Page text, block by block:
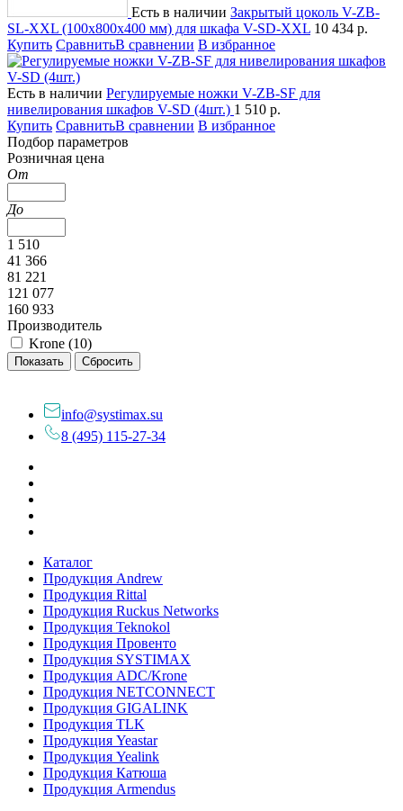
Есть в наличии Закрытый цоколь V-ZB-
SL-XXL (100х800х400 мм) для шкафа V-SD-XXL 10 434 р.
Купить СравнитьВ сравнении В избранное
Есть в наличии Регулируемые ножки V-ZB-SF для
нивелирования шкафов V-SD (4шт.) 1 510 р.
Купить СравнитьВ сравнении В избранное
Подбор параметров
Розничная цена
От
До
1 510
41 366
81 221
121 077
160 933
Производитель
Krone (10)
info@systimax.su
8 (495) 115-27-34
Каталог
Продукция Andrew
Продукция Rittal
Продукция Ruckus Networks
Продукция Teknokol
Продукция Провенто
Продукция SYSTIMAX
Продукция ADC/Krone
Продукция NETCONNECT
Продукция GIGALINK
Продукция TLK
Продукция Yeastar
Продукция Yealink
Продукция Катюша
Продукция Armendus